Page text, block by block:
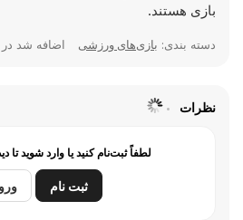
بازی هستند.
دسته بندی: بازی‌های ورزشی اضافه شد در
نظرات
لطفاً ثبت‌نام کنید یا وارد شوید تا
ثبت نام